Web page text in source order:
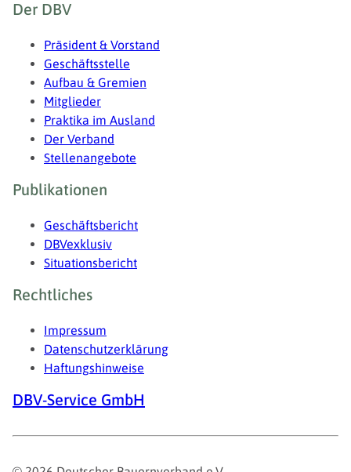
Fußzeile
Der DBV
Präsident & Vorstand
Geschäftsstelle
Aufbau & Gremien
Mitglieder
Praktika im Ausland
Der Verband
Stellenangebote
Publikationen
Geschäftsbericht
DBVexklusiv
Situationsbericht
Rechtliches
Impressum
Datenschutzerklärung
Haftungshinweise
DBV-Service GmbH